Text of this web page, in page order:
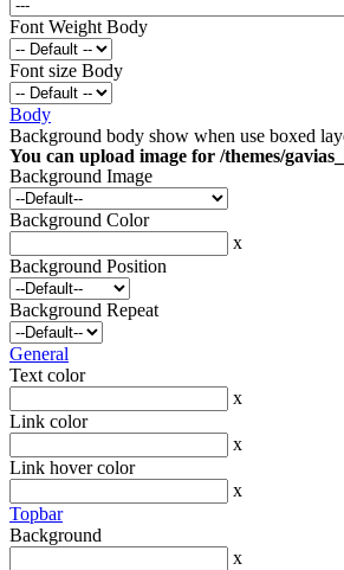
Font Weight Body
Font size Body
Body
Background body show when use boxed
You can upload image for /themes/
Background Image
Background Color
x
Background Position
Background Repeat
General
Text color
x
Link color
x
Link hover color
x
Topbar
Background
x